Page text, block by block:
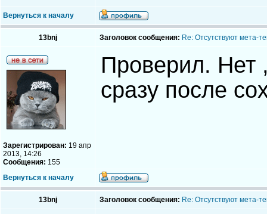
Вернуться к началу
13bnj Заголовок сообщения: Re: Отсутствуют мета-
Зарегистрирован: 19 апр
2013, 14:26
Сообщения: 155
Проверил. Нет
сразу после
Вернуться к началу
13bnj Заголовок сообщения: Re: Отсутствуют мета-